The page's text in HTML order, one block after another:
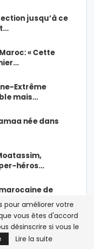
jusqu’à ce
« Cette
Extrême
mais…
née dans
héros…
de
civisme dans la
pour améliorer votre
vous êtes d'accord
désinscrire si vous le
Lire la suite